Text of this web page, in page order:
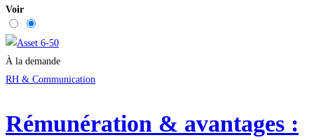
Voir
À la demande
RH & Communication
Rémunération & avantages :